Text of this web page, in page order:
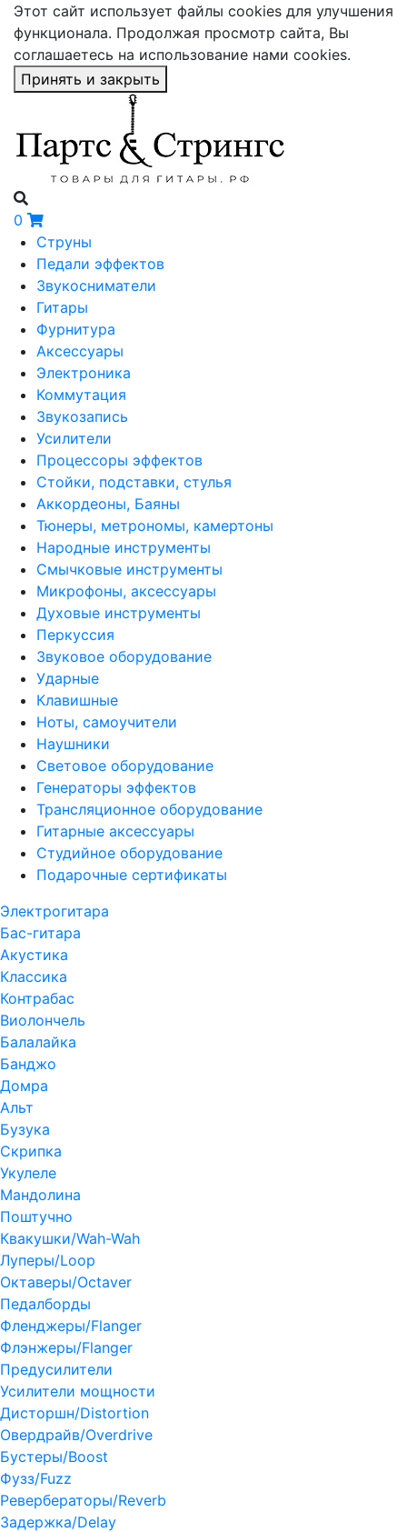
Этот сайт использует файлы cookies для улучшения
функционала. Продолжая просмотр сайта, Вы
соглашаетесь на использование нами cookies.
Принять и закрыть
0
Струны
Педали эффектов
Звукосниматели
Гитары
Фурнитура
Аксессуары
Электроника
Коммутация
Звукозапись
Усилители
Процессоры эффектов
Стойки, подставки, стулья
Аккордеоны, Баяны
Тюнеры, метрономы, камертоны
Народные инструменты
Смычковые инструменты
Микрофоны, аксессуары
Духовые инструменты
Перкуссия
Звуковое оборудование
Ударные
Клавишные
Ноты, самоучители
Наушники
Световое оборудование
Генераторы эффектов
Трансляционное оборудование
Гитарные аксессуары
Студийное оборудование
Подарочные сертификаты
Электрогитара
Бас-гитара
Акустика
Классика
Контрабас
Виолончель
Балалайка
Банджо
Домра
Альт
Бузука
Скрипка
Укулеле
Мандолина
Поштучно
Квакушки/Wah-Wah
Луперы/Loop
Октаверы/Octaver
Педалборды
Фленджеры/Flanger
Флэнжеры/Flanger
Предусилители
Усилители мощности
Дисторшн/Distortion
Овердрайв/Overdrive
Бустеры/Boost
Фузз/Fuzz
Ревербераторы/Reverb
Задержка/Delay